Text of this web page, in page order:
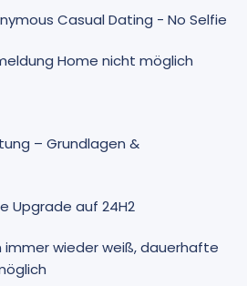
Casual Dating - No Selfie
Home nicht möglich
– Grundlagen &
Upgrade auf 24H2
immer wieder weiß, dauerhafte